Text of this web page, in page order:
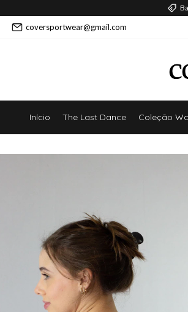
coversportwear@gmail.com
Início The Last Dance Coleção